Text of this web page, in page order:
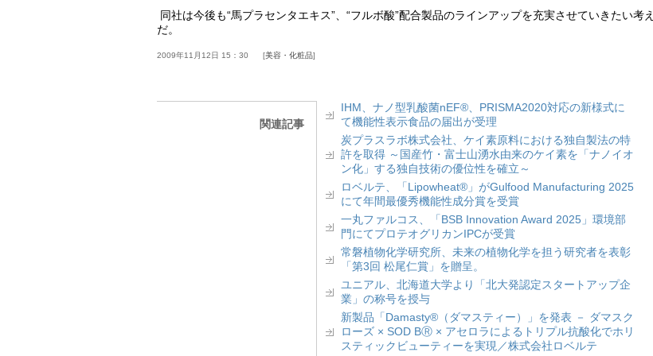
同社は今後も“馬プラセンタエキス”、“フルボ酸”配合製品のラインアップを充実させていきたい考え
だ。
2009年11月12日 15：30 美容・化粧品
関連記事
IHM、ナノ型乳酸菌nEF®、PRISMA2020対応の新様式に
て機能性表示食品の届出が受理
炭プラスラボ株式会社、ケイ素原料における独自製法の特
許を取得 ～国産竹・富士山湧水由来のケイ素を「ナノイオ
ン化」する独自技術の優位性を確立～
ロベルテ、「Lipowheat®」がGulfood Manufacturing 2025
にて年間最優秀機能性成分賞を受賞
一丸ファルコス、「BSB Innovation Award 2025」環境部
門にてプロテオグリカンIPCが受賞
常磐植物化学研究所、未来の植物化学を担う研究者を表彰
「第3回 松尾仁賞」を贈呈。
ユニアル、北海道大学より「北大発認定スタートアップ企
業」の称号を授与
新製品「Damasty®（ダマスティー）」を発表 － ダマスク
ローズ × SOD BⓇ × アセロラによるトリプル抗酸化でホリ
スティックビューティーを実現／株式会社ロベルテ